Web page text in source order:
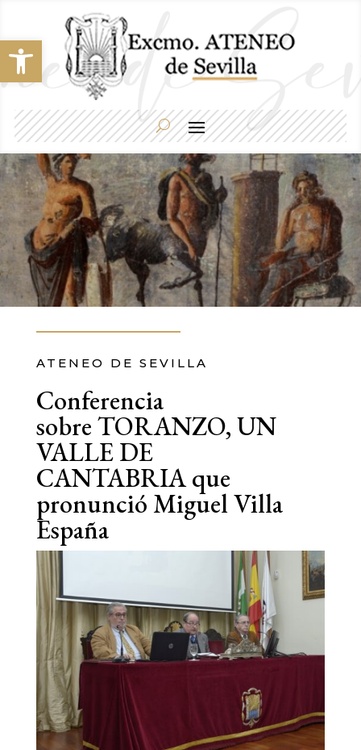
Abrir barra de herramientas
ATENEO DE SEVILLA
Conferencia
sobre TORANZO, UN
VALLE DE
CANTABRIA que
pronunció Miguel Villa
España